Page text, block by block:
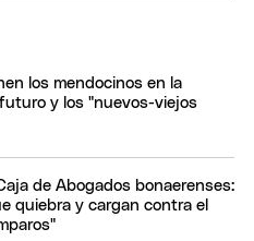
los mendocinos en la
y los "nuevos-viejos
de Abogados bonaerenses:
quiebra y cargan contra el